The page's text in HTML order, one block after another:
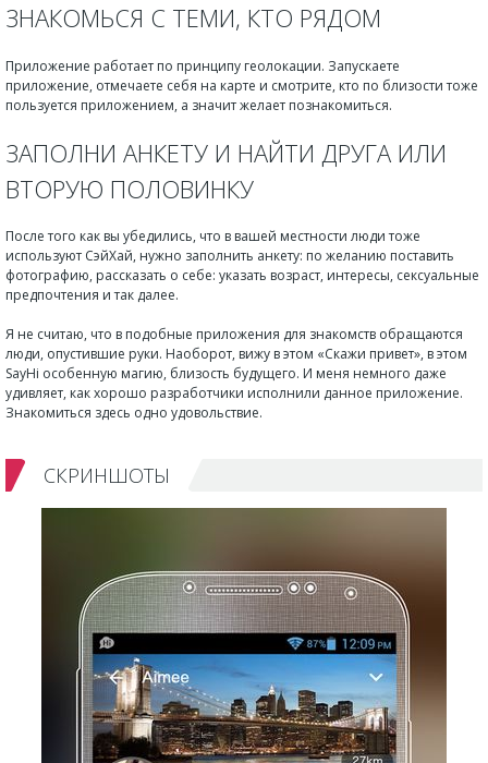
ЗНАКОМЬСЯ С ТЕМИ, КТО РЯДОМ
Приложение работает по принципу геолокации. Запускаете
приложение, отмечаете себя на карте и смотрите, кто по близости тоже
пользуется приложением, а значит желает познакомиться.
ЗАПОЛНИ АНКЕТУ И НАЙТИ ДРУГА ИЛИ
ВТОРУЮ ПОЛОВИНКУ
После того как вы убедились, что в вашей местности люди тоже
используют СэйХай, нужно заполнить анкету: по желанию поставить
фотографию, рассказать о себе: указать возраст, интересы, сексуальные
предпочтения и так далее.
Я не считаю, что в подобные приложения для знакомств обращаются
люди, опустившие руки. Наоборот, вижу в этом «Скажи привет», в этом
SayHi особенную магию, близость будущего. И меня немного даже
удивляет, как хорошо разработчики исполнили данное приложение.
Знакомиться здесь одно удовольствие.
СКРИНШОТЫ